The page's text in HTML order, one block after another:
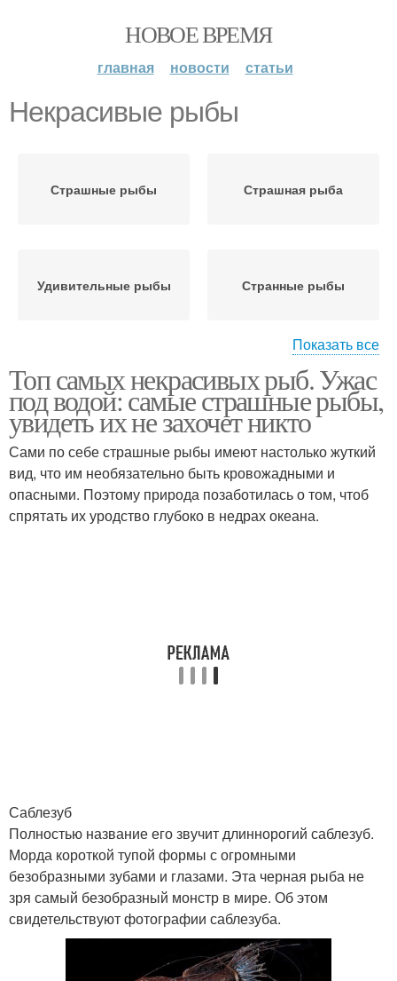
НОВОЕ ВРЕМЯ
главная новости статьи
Некрасивые рыбы
Страшные рыбы Страшная рыба
Удивительные рыбы Странные рыбы
Рыба в океане Глубоководные рыбы
Рыбы по электрической
активности
Электрическая рыба
Показать все
Топ самых некрасивых рыб. Ужас
под водой: самые страшные рыбы,
увидеть их не захочет никто
Сами по себе страшные рыбы имеют настолько жуткий
вид, что им необязательно быть кровожадными и
опасными. Поэтому природа позаботилась о том, чтоб
спрятать их уродство глубоко в недрах океана.
Саблезуб
Полностью название его звучит длиннорогий саблезуб.
Морда короткой тупой формы с огромными
безобразными зубами и глазами. Эта черная рыба не
зря самый безобразный монстр в мире. Об этом
свидетельствуют фотографии саблезуба.